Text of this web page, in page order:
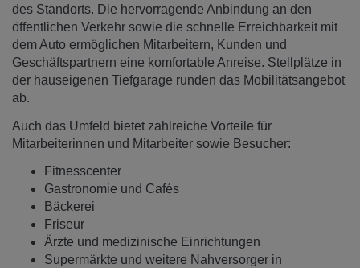
des Standorts. Die hervorragende Anbindung an den
öffentlichen Verkehr sowie die schnelle Erreichbarkeit mit
dem Auto ermöglichen Mitarbeitern, Kunden und
Geschäftspartnern eine komfortable Anreise. Stellplätze in
der hauseigenen Tiefgarage runden das Mobilitätsangebot
ab.
Auch das Umfeld bietet zahlreiche Vorteile für
Mitarbeiterinnen und Mitarbeiter sowie Besucher:
Fitnesscenter
Gastronomie und Cafés
Bäckerei
Friseur
Ärzte und medizinische Einrichtungen
Supermärkte und weitere Nahversorger in